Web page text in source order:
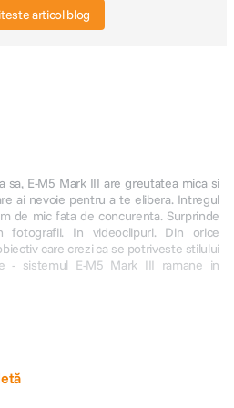
articol blog
sa, E-M5 Mark III are greutatea mica si
ai nevoie pentru a te elibera. Intregul
de mic fata de concurenta. Surprinde
In videoclipuri. Din orice
care crezi ca se potriveste stilului
- sistemul E-M5 Mark III ramane in